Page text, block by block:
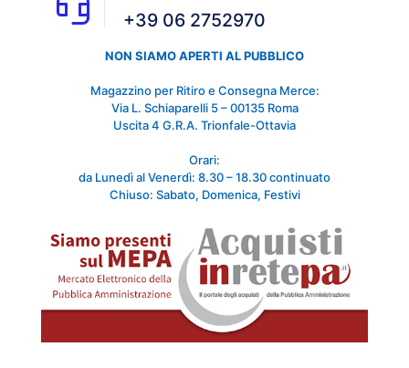
+39 06 2752970
NON SIAMO APERTI AL PUBBLICO
Magazzino per Ritiro e Consegna Merce:
Via L. Schiaparelli 5 – 00135 Roma
Uscita 4 G.R.A. Trionfale-Ottavia
Orari:
da Lunedì al Venerdì: 8.30 – 18.30 continuato
Chiuso: Sabato, Domenica, Festivi